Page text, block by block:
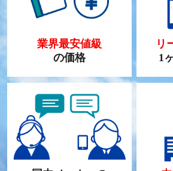
業界最安値級
の価格
リ
1